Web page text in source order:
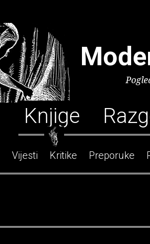
Knjige
Vijesti Kritike Preporuke